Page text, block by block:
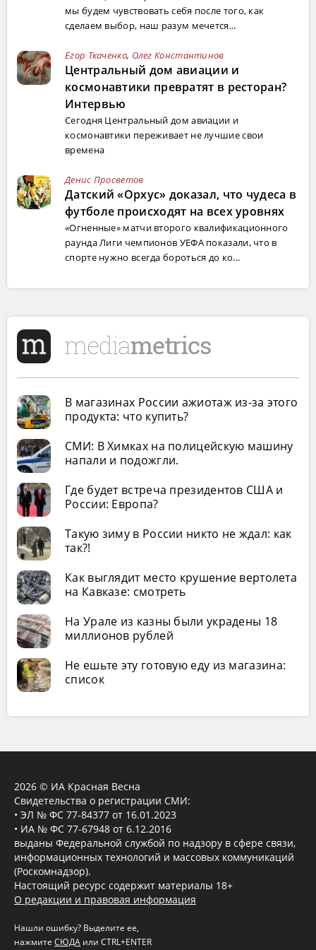
мы будем чувствовать себя после того, как
сделаем выбор, наш разум мечется...
Егор Ткаченко, Олег Константинов
Центральный дом авиации и
космонавтики превратят в ресторан?
Интервью
Сегодня Центральный дом авиации и
космонавтики переживает не лучшие свои
времена
Денис Просветов
Датский «Орхус» доказал, что чудеса в
футболе происходят на всех уровнях
«Огненные» матчи второго квалификационного
раунда Лиги чемпионов УЕФА показали, что в
спорте нужно всегда бороться до ко...
В магазинах России ажиотаж из-за этого
продукта: что купить?
СМИ: В Химках на полицейскую машину
напали и подожгли.
Где будет встреча президентов США и
России: Европа?
Такую зиму в России никто не ждал: как
так?!
Как выглядит место крушение вертолета
на Кавказе: смотреть
На Урале из казны были украдены 18
миллионов рублей
Не ешьте эту готовую еду из магазина:
список
2026 © ИА Красная Весна
Свидетельства о регистрации СМИ:
• ЭЛ № ФС 77-84377 от 16.01.2023
• ИА № ФС 77-67948 от 6.12.2016
выданы Федеральной службой по надзору в сфере связи,
информационных технологий и массовых коммуникаций
(Роскомнадзор).
Настоящий ресурс содержит материалы 18+
О редакции и правовая информация
Нашли ошибку? Выделите ее,
нажмите СЮДА или CTRL+ENTER